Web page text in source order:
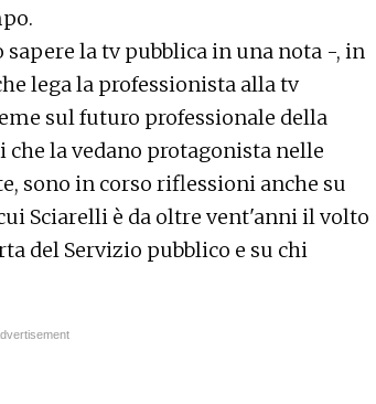
sapere la tv pubblica in una nota -, in
lega la professionista alla tv
sul futuro professionale della
la vedano protagonista nelle
sono in corso riflessioni anche su
Sciarelli è da oltre vent'anni il volto
del Servizio pubblico e su chi